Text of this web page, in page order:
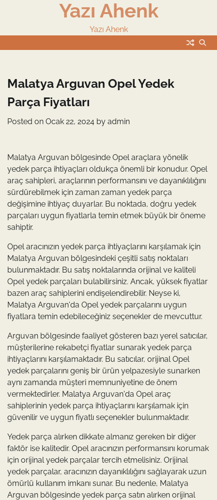
Yazı Ahenk
Yazı Ahenk
Malatya Arguvan Opel Yedek
Parça Fiyatları
Posted on Ocak 22, 2024 by admin
Malatya Arguvan bölgesinde Opel araçlara yönelik
yedek parça ihtiyaçları oldukça önemli bir konudur. Opel
araç sahipleri, araçlarının performansını ve dayanıklılığını
sürdürebilmek için zaman zaman yedek parça
değişimine ihtiyaç duyarlar. Bu noktada, doğru yedek
parçaları uygun fiyatlarla temin etmek büyük bir öneme
sahiptir.
Opel aracınızın yedek parça ihtiyaçlarını karşılamak için
Malatya Arguvan bölgesindeki çeşitli satış noktaları
bulunmaktadır. Bu satış noktalarında orijinal ve kaliteli
Opel yedek parçaları bulabilirsiniz. Ancak, yüksek fiyatlar
bazen araç sahiplerini endişelendirebilir. Neyse ki,
Malatya Arguvan'da Opel yedek parçalarını uygun
fiyatlara temin edebileceğiniz seçenekler de mevcuttur.
Arguvan bölgesinde faaliyet gösteren bazı yerel satıcılar,
müşterilerine rekabetçi fiyatlar sunarak yedek parça
ihtiyaçlarını karşılamaktadır. Bu satıcılar, orijinal Opel
yedek parçalarını geniş bir ürün yelpazesiyle sunarken
aynı zamanda müşteri memnuniyetine de önem
vermektedirler. Malatya Arguvan'da Opel araç
sahiplerinin yedek parça ihtiyaçlarını karşılamak için
güvenilir ve uygun fiyatlı seçenekler bulunmaktadır.
Yedek parça alırken dikkate almanız gereken bir diğer
faktör ise kalitedir. Opel aracınızın performansını korumak
için orijinal yedek parçalar tercih etmelisiniz. Orijinal
yedek parçalar, aracınızın dayanıklılığını sağlayarak uzun
ömürlü kullanım imkanı sunar. Bu nedenle, Malatya
Arguvan bölgesinde yedek parça satın alırken orijinal